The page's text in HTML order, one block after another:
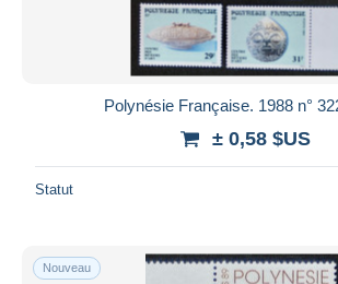
Polynésie Française. 1988 n°
± 0,58 $US
Statut
Nouveau